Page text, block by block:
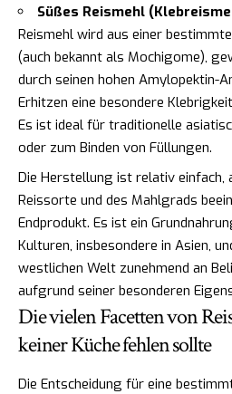
Süßes Reismehl
Reismehl wird aus einer
(auch bekannt als Mochigome),
durch seinen hohen Amylopektin-
Erhitzen eine besondere
Es ist ideal für traditionelle
oder zum Binden von Füllungen.
Die Herstellung ist relativ einfach,
Reissorte und des Mahlgrads
Endprodukt. Es ist ein
Kulturen, insbesondere in Asien,
westlichen Welt zunehmend an
aufgrund seiner besonderen
Die vielen Facetten von
keiner Küche fehlen sollte
Die Entscheidung für eine